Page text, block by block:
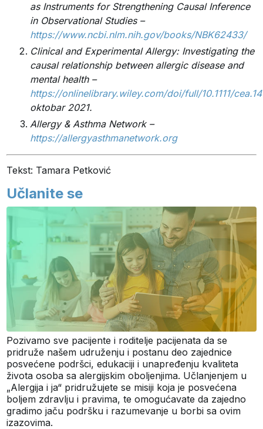
as Instruments for Strengthening Causal Inference
in Observational Studies –
https://www.ncbi.nlm.nih.gov/books/NBK62433/
Clinical and Experimental Allergy: Investigating the
causal relationship between allergic disease and
mental health –
https://onlinelibrary.wiley.com/doi/full/10.1111/
oktobar 2021.
Allergy & Asthma Network –
https://allergyasthmanetwork.org
Tekst: Tamara Petković
Učlanite se
Pozivamo sve pacijente i roditelje pacijenata da se
pridruže našem udruženju i postanu deo zajednice
posvećene podršci, edukaciji i unapređenju kvaliteta
života osoba sa alergijskim oboljenjima. Učlanjenjem u
„Alergija i ja“ pridružujete se misiji koja je posvećena
boljem zdravlju i pravima, te omogućavate da zajedno
gradimo jaču podršku i razumevanje u borbi sa ovim
izazovima.